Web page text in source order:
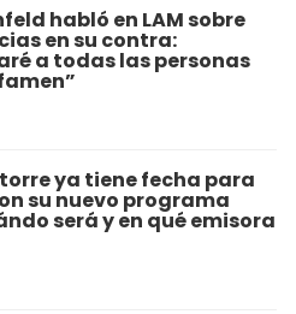
habló en LAM sobre
en su contra:
a todas las personas
ya tiene fecha para
su nuevo programa
será y en qué emisora